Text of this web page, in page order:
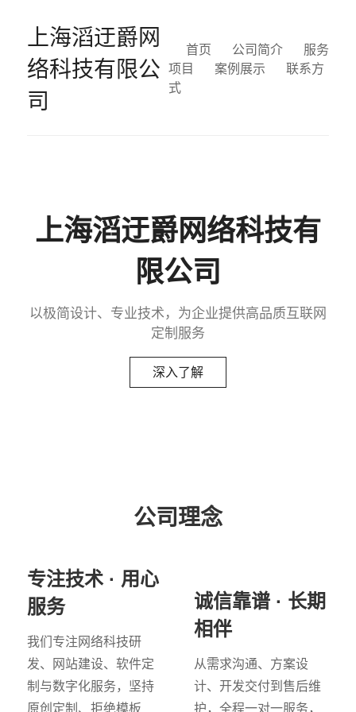
上海滔迂爵网
络科技有限公
司
首页 公司简介
服务
项目
案例展示
联系方
式
上海滔迂爵网络科技有
限公司
以极简设计、专业技术，为企业提供高品质互联网
定制服务
深入了解
公司理念
专注技术 · 用心
服务
我们专注网络科技研
发、网站建设、软件定
制与数字化服务，坚持
原创定制、拒绝模板
诚信靠谱 · 长期
相伴
从需求沟通、方案设
计、开发交付到售后维
护，全程一对一服务，